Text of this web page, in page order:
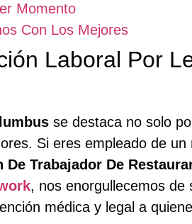
Momento
Con Los Mejores
Laboral Por
se destaca no solo
Si eres empleado de
Trabajador De
, nos enorgullecemos
médica y legal a